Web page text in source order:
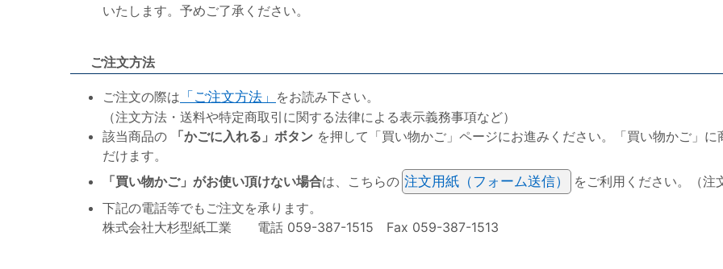
いたします。予めご了承ください。
ご注文方法
ご注文の際は 「ご注文方法」 をお読み下さい。
（注文方法・送料や特定商取引に関する法律による表示義務事項など）
該当商品の
「かごに入れる」ボタン を押して「買い物かご」ページにお進みください。「買い物かご」
だけます。
「買い物かご」がお使い頂けない場合は、こちらの 注文用紙（フォーム送信）
をご利用ください。（注
下記の電話等でもご注文を承ります。
株式会社大杉型紙工業 電話 059-387-1515 Fax 059-387-1513